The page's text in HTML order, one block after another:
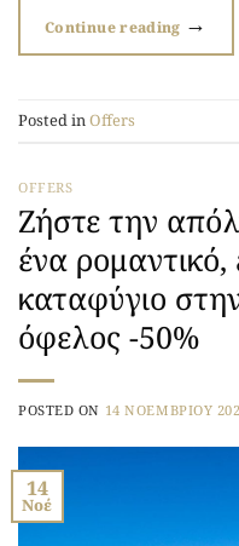
Continue reading →
Posted inOffers
OFFERS
Ζήστε την
ένα
καταφύγιο
όφελος -50%
POSTED ON 14 ΝΟΕΜΒΡΊΟΥ
14
Νοέ